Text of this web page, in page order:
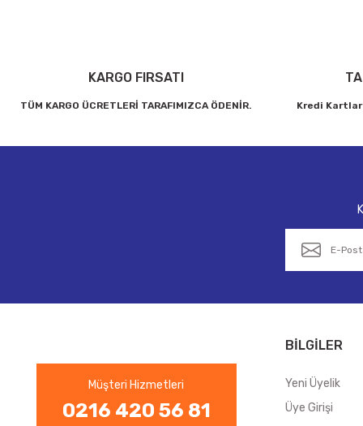
KARGO FIRSATI
TÜM KARGO ÜCRETLERİ TARAFIMIZCA ÖDENİR. Kredi
Müşteri Hizmetleri
0216 420 56 81
BİLGİLER
Yeni Üyelik
Üye Girişi